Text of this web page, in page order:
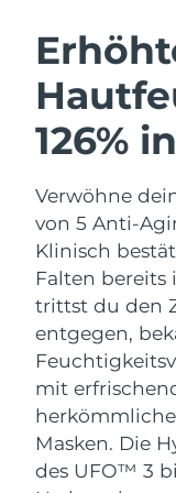
126%
Verwöhne
von 5 Anti-
Klinisch
Falten bereits
trittst du den
entgegen,
mit
Masken. Die
des UFO™ 3
Anti-
For
Hydratisierung
Deep
FAQ™ ANTI-
Anti-aging
Australien
Bahrain
Belgien
Bermuda
Bosnien und
Herzegowina